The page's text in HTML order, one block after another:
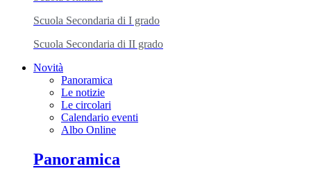
Scuola Secondaria di I grado
Scuola Secondaria di II grado
Novità
Panoramica
Le notizie
Le circolari
Calendario eventi
Albo Online
Panoramica